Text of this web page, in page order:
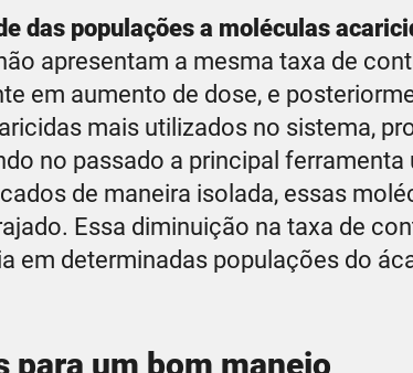
das populações a moléculas
apresentam a mesma taxa de
em aumento de dose, e
mais utilizados no sistema,
no passado a principal
de maneira isolada, essas
Essa diminuição na taxa de
em determinadas populações do
para um bom manejo